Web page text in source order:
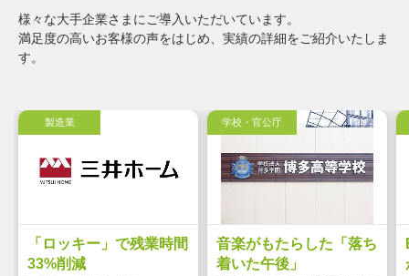
様々な大手企業さまにご導入いただいています。
満足度の高いお客様の声をはじめ、実績の詳細をご紹介いたしま
す。
製造業
「ロッキー」で残業時間
33%削減
学校・官公庁
音楽がもたらした「落ち
着いた午後」